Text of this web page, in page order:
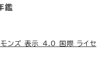
鑑
モンズ 表示 4.0 国際 ライセ